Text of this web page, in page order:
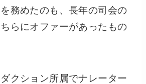
務めたのも、長年の司会の
らにオファーがあったもの
クション所属でナレーター